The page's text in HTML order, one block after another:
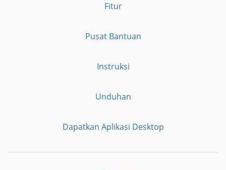
Fitur
Pusat Bantuan
Instruksi
Unduhan
Dapatkan Aplikasi Desktop